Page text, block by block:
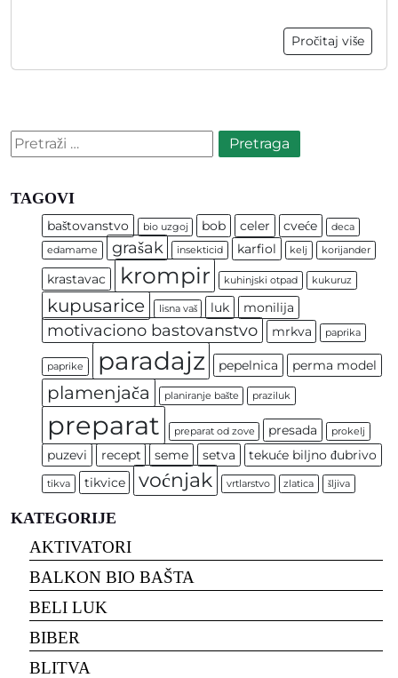
Pročitaj više
Pretraga:
TAGOVI
baštovanstvo bio uzgoj bob celer cveće
deca
edamame
grašak insekticid karfiol kelj korijander
krastavac krompir kuhinjski otpad kukuruz
kupusarice lisna vaš luk monilija
motivaciono bastovanstvo mrkva paprika
paprike paradajz pepelnica perma model
plamenjača planiranje bašte praziluk
preparat preparat od zove presada prokelj
puzevi recept seme setva tekuće biljno đubrivo
tikva tikvice voćnjak vrtlarstvo zlatica šljiva
KATEGORIJE
AKTIVATORI
BALKON BIO BAŠTA
BELI LUK
BIBER
BLITVA